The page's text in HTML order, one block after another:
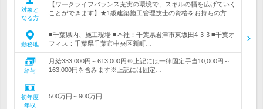
対象と
なる方
【ワークライフバランス充実の環境で、スキルの幅を広げていく
ことができます】★1級建築施工管理技士の資格をお持ちの方
勤務地
■千葉県内、施工現場 ■本社：千葉県君津市東坂田4-3-3 ■千葉オ
フィス：千葉県千葉市中央区新町…
給与
月給333,000円～613,000円※上記には一律固定手当10,000円～
163,000円を含みます※上記には固定…
初年度
年収
500万円～900万円